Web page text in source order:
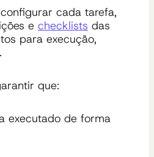
cada tarefa,
e checklists das
para execução,
que:
executado de forma